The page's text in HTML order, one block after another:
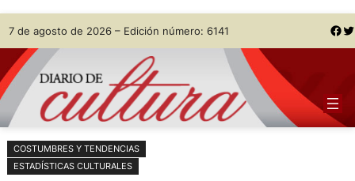
Saltar
al
contenido
Skip
to
content
7 de agosto de 2026 – Edición número: 6141 Facebook Twitter
COSTUMBRES Y TENDENCIAS
ESTADÍSTICAS CULTURALES